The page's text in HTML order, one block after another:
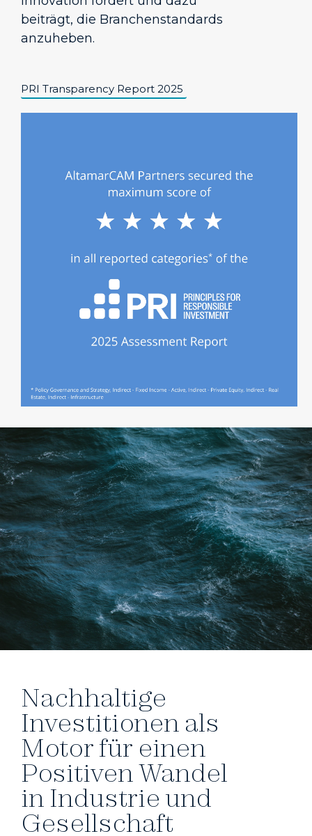
beiträgt, die Branchenstandards
anzuheben.
PRI Transparency Report 2025
Nachhaltige
Investitionen als
Motor für einen
Positiven Wandel
in Industrie und
Gesellschaft